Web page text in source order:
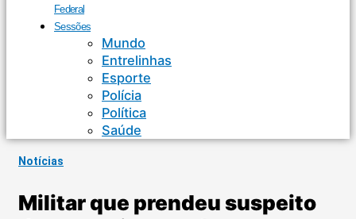
Federal
Sessões
Mundo
Entrelinhas
Esporte
Polícia
Política
Saúde
Notícias
Militar que prendeu suspeito